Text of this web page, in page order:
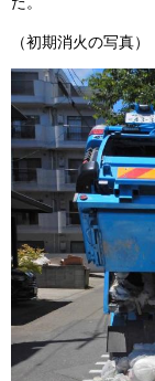
（初期消火の写真）